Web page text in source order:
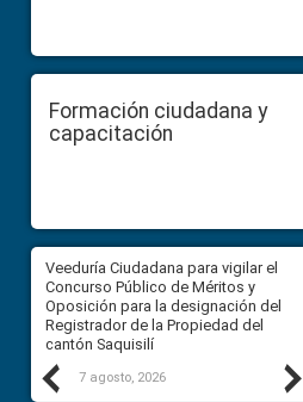
Formación ciudadana y
capacitación
Previous
Veeduría Ciudadana para vigilar el
Concurso Público de Méritos y
Oposición para la designación del
Registrador de la Propiedad del
cantón Saquisilí
7 agosto, 2026